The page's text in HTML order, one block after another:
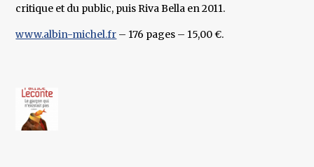
critique et du public, puis Riva Bella en 2011.
www.albin-michel.fr – 176 pages – 15,00 €.